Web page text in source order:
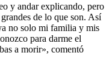
y andar explicando, pero
de lo que son. Así
no solo mi familia y mis
para darme el
a morir», comentó